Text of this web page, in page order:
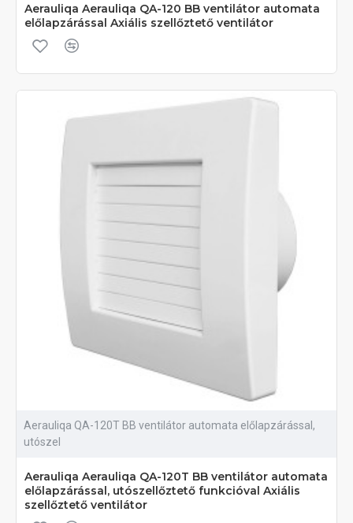
Aerauliqa Aerauliqa QA-120 BB ventilátor automata
előlapzárással Axiális szellőztető ventilátor
Aerauliqa QA-120T BB ventilátor automata előlapzárással,
utószel
Aerauliqa Aerauliqa QA-120T BB ventilátor automata
előlapzárással, utószellőztető funkcióval Axiális
szellőztető ventilátor